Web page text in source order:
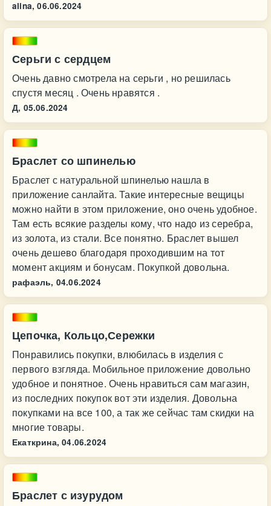
alina, 06.06.2024
Серьги с сердцем
Очень давно смотрела на серьги , но решилась
спустя месяц . Очень нравятся .
Д, 05.06.2024
Браслет со шпинелью
Браслет с натуральной шпинелью нашла в
приложение санлайта. Такие интересные вещицы
можно найти в этом приложение, оно очень удобное.
Там есть всякие разделы кому, что надо из серебра,
из золота, из стали. Все понятно. Браслет вышел
очень дешево благодаря проходившим на тот
момент акциям и бонусам. Покупкой довольна.
рафаэль, 04.06.2024
Цепочка, Кольцо,Сережки
Понравились покупки, влюбилась в изделия с
первого взгляда. Мобильное приложение довольно
удобное и понятное. Очень нравиться сам магазин,
из последних покупок вот эти изделия. Довольна
покупками на все 100, а так же сейчас там скидки на
многие товары.
Екаткрина, 04.06.2024
Браслет с изурудом